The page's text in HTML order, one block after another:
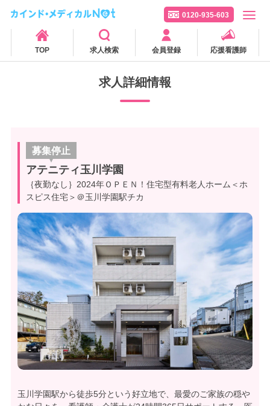
0120-935-603
TOP 求人検索 会員登録 応援看護師
求人詳細情報
募集停止
アテニティ玉川学園
｛夜勤なし｝2024年ＯＰＥＮ！住宅型有料老人ホーム＜ホ
スピス住宅＞＠玉川学園駅チカ
玉川学園駅から徒歩5分という好立地で、最愛のご家族の穏や